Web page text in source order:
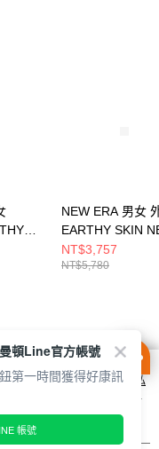
印花
NEW ERA 男女
EARTHY SKIN
ERA 印花白
NE14701346
NT$3,757
NT$5,780
方式之詳情，及若您不希
設定，請參閱本網站「
隱私
您同意本公司得按本網站使
頓Line官方帳號
第一時間獲得好康訊
帳號